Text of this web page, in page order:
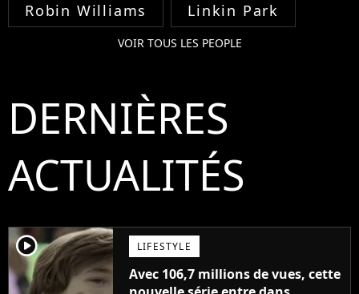
Robin Williams Linkin Park
VOIR TOUS LES PEOPLE
DERNIÈRES
ACTUALITÉS
player2 LIFESTYLE
Avec 106,7 millions de vues, cette